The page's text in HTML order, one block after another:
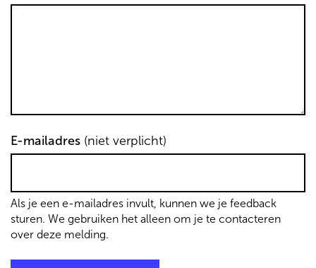
E-mailadres (niet verplicht)
Als je een e-mailadres invult, kunnen we je feedback
sturen. We gebruiken het alleen om je te contacteren
over deze melding.